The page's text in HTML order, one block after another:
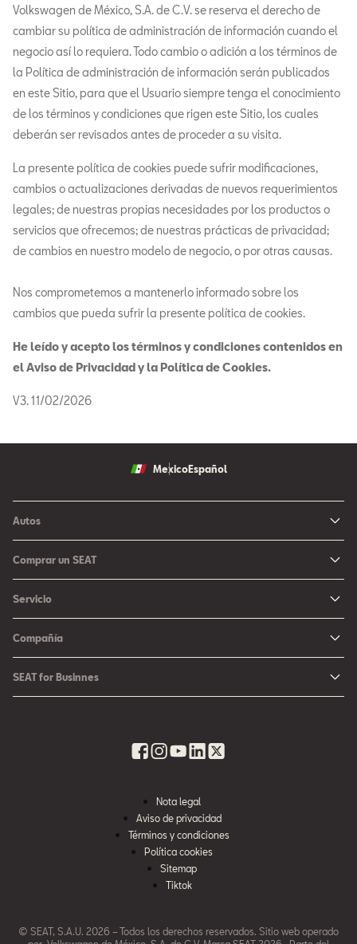
Volkswagen de México, S.A. de C.V. se reserva el derecho de
cambiar su política de administración de información cuando el
negocio así lo requiera. Todo cambio o adición a los términos de
la Política de administración de información serán publicados
en este Sitio, para que el Usuario siempre tenga el conocimiento
de los términos y condiciones que rigen este Sitio, los cuales
deberán ser revisados antes de proceder a su visita.
La presente política de cookies puede sufrir modificaciones,
cambios o actualizaciones derivadas de nuevos requerimientos
legales; de nuestras propias necesidades por los productos o
servicios que ofrecemos; de nuestras prácticas de privacidad;
de cambios en nuestro modelo de negocio, o por otras causas.
Nos comprometemos a mantenerlo informado sobre los
cambios que pueda sufrir la presente política de cookies.
He leído y acepto los términos y condiciones contenidos en
el Aviso de Privacidad y la Política de Cookies.
V3. 11/02/2026
MexicoEspañol
Autos
Arona
León
Ateca
Comprar un SEAT
Configurador SEAT
Promociones
Fichas Técnicas
Ubica tu Concesionaria SEAT
SEAT Usados Certificados
Servicio
Campaña Bolsas de Aire
Promociones Servicio SEAT
Seguro de autopartes SEAT
Compañía
Cultura urbana
SEAT for Businnes
Nota legal
Aviso de privacidad
Términos y condiciones
Política cookies
Sitemap
Tiktok
© SEAT, S.A.U. 2026 – Todos los derechos reservados. Sitio web operado